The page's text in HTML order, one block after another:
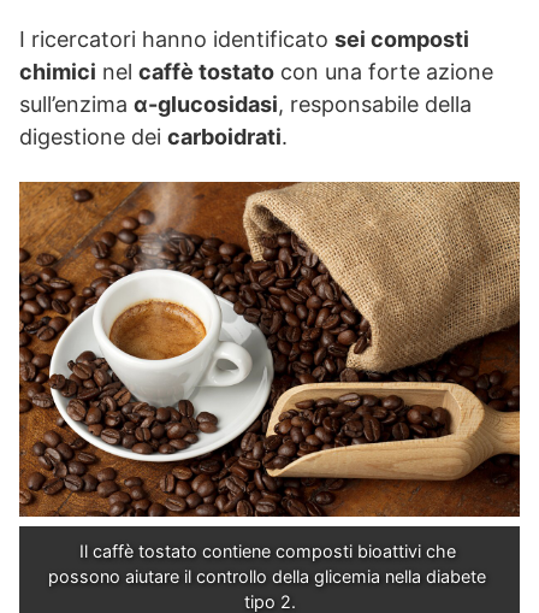
I ricercatori hanno identificato sei composti
chimici nel caffè tostato con una forte azione
sull’enzima α-glucosidasi, responsabile della
digestione dei carboidrati.
Il caffè tostato contiene composti bioattivi che
possono aiutare il controllo della glicemia nella diabete
tipo 2.